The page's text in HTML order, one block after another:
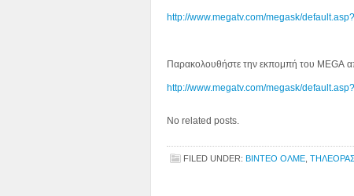
http://www.megatv.com/megask/
Παρακολουθήστε την εκπομπή του MEGA
http://www.megatv.com/megask/
No related posts.
FILED UNDER: ΒΙΝΤΕΟ ΟΛΜΕ